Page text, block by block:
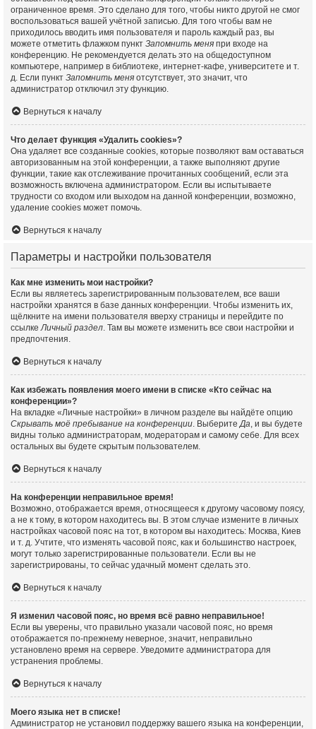
ограниченное время. Это сделано для того, чтобы никто другой не смог
воспользоваться вашей учётной записью. Для того чтобы вам не
приходилось вводить имя пользователя и пароль каждый раз, вы
можете отметить флажком пункт Запомнить меня при входе на
конференцию. Не рекомендуется делать это на общедоступном
компьютере, например в библиотеке, интернет-кафе, университете и т.
д. Если пункт Запомнить меня отсутствует, это значит, что
администратор отключил эту функцию.
Вернуться к началу
Что делает функция «Удалить cookies»?
Она удаляет все созданные cookies, которые позволяют вам оставаться
авторизованным на этой конференции, а также выполняют другие
функции, такие как отслеживание прочитанных сообщений, если эта
возможность включена администратором. Если вы испытываете
трудности со входом или выходом на данной конференции, возможно,
удаление cookies может помочь.
Вернуться к началу
Параметры и настройки пользователя
Как мне изменить мои настройки?
Если вы являетесь зарегистрированным пользователем, все ваши
настройки хранятся в базе данных конференции. Чтобы изменить их,
щёлкните на имени пользователя вверху страницы и перейдите по
ссылкеЛичный раздел. Там вы можете изменить все свои настройки и
предпочтения.
Вернуться к началу
Как избежать появления моего имени в списке «Кто сейчас на
конференции»?
На вкладке «Личные настройки» в личном разделе вы найдёте опцию
Скрывать моё пребывание на конференции. ВыберитеДа, и вы будете
видны только администраторам, модераторам и самому себе. Для всех
остальных вы будете скрытым пользователем.
Вернуться к началу
На конференции неправильное время!
Возможно, отображается время, относящееся к другому часовому поясу,
а не к тому, в котором находитесь вы. В этом случае измените в личных
настройках часовой пояс на тот, в котором вы находитесь: Москва, Киев
и т. д. Учтите, что изменять часовой пояс, как и большинство настроек,
могут только зарегистрированные пользователи. Если вы не
зарегистрированы, то сейчас удачный момент сделать это.
Вернуться к началу
Я изменил часовой пояс, но время всё равно неправильное!
Если вы уверены, что правильно указали часовой пояс, но время
отображается по-прежнему неверное, значит, неправильно
установлено время на сервере. Уведомите администратора для
устранения проблемы.
Вернуться к началу
Моего языка нет в списке!
Администратор не установил поддержку вашего языка на конференции,